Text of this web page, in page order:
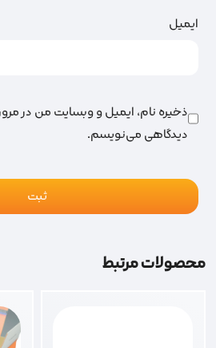
ایمیل
ذخیره نام، ایمیل و وبسایت من در
دیدگاهی می‌نویسم.
محصولات مرتبط